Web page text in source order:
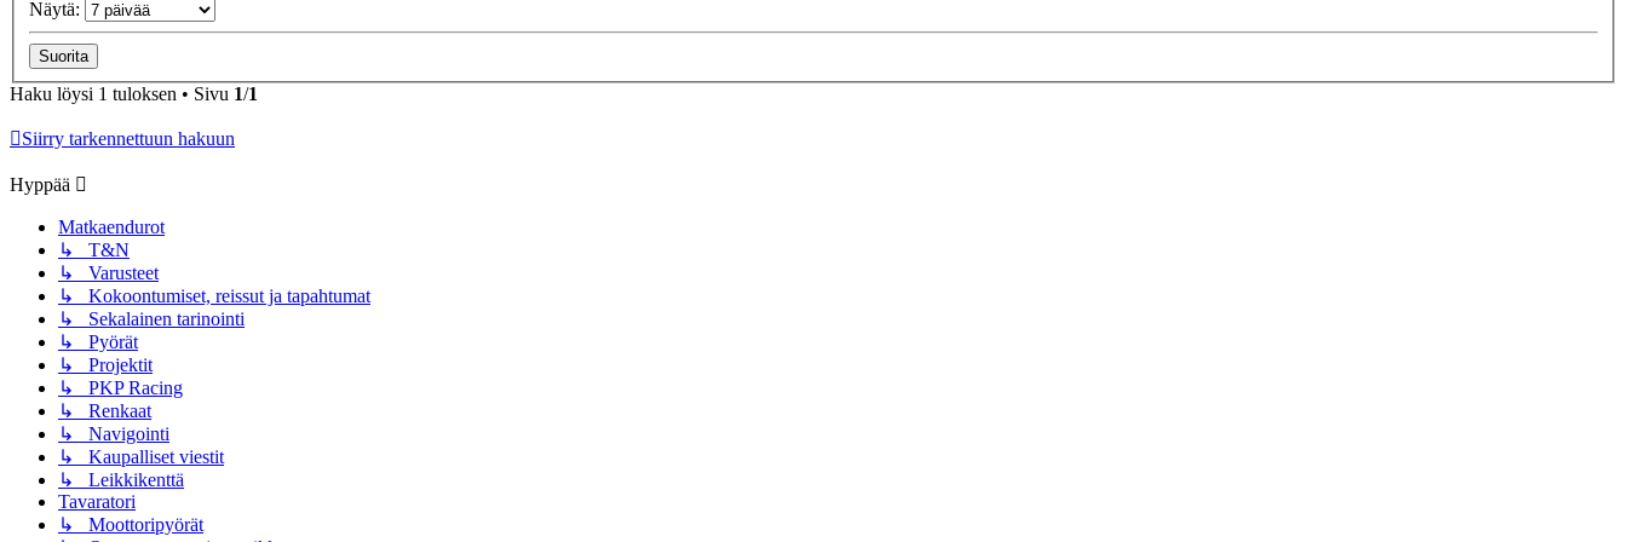
Näytä:
Haku löysi 1 tuloksen • Sivu 1/1
Siirry tarkennettuun hakuun
Hyppää
Matkaendurot
↳ T&N
↳ Varusteet
↳ Kokoontumiset, reissut ja tapahtumat
↳ Sekalainen tarinointi
↳ Pyörät
↳ Projektit
↳ PKP Racing
↳ Renkaat
↳ Navigointi
↳ Kaupalliset viestit
↳ Leikkikenttä
Tavaratori
↳ Moottoripyörät